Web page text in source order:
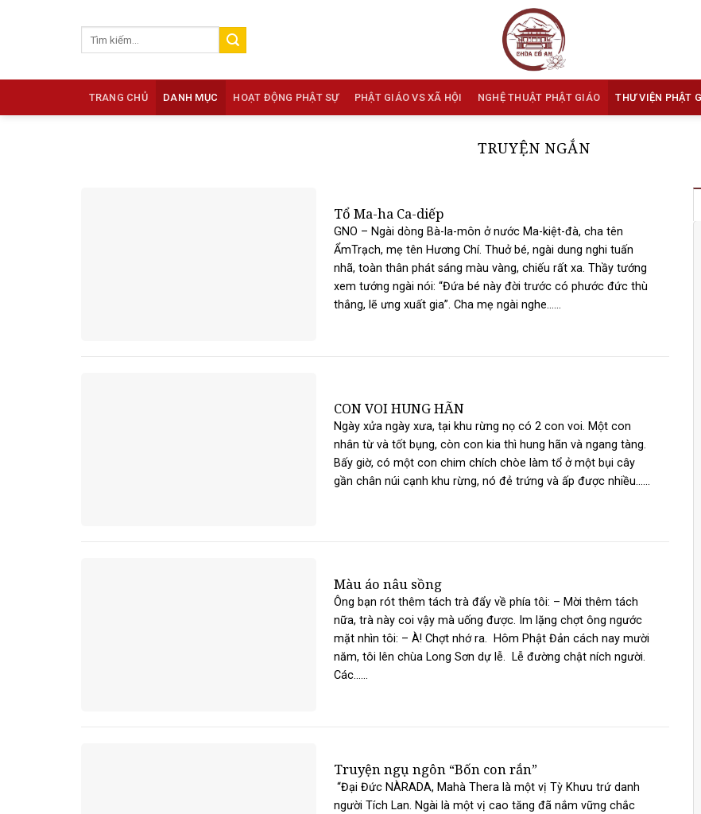
TRANG CHỦ DANH MỤC HOẠT ĐỘNG PHẬT SỰ PHẬT GIÁO VS XÃ HỘI NGHỆ THUẬT PHẬT GIÁO THƯ VIỆN PHẬT
TRUYỆN NGẮN
Tổ Ma-ha Ca-diếp
GNO – Ngài dòng Bà-la-môn ở nước Ma-kiệt-đà, cha tên
ẨmTrạch, mẹ tên Hương Chí. Thuở bé, ngài dung nghi tuấn
nhã, toàn thân phát sáng màu vàng, chiếu rất xa. Thầy tướng
xem tướng ngài nói: “Đứa bé này đời trước có phước đức thù
thắng, lẽ ưng xuất gia”. Cha mẹ ngài nghe......
CON VOI HUNG HÃN
Ngày xửa ngày xưa, tại khu rừng nọ có 2 con voi. Một con
nhân từ và tốt bụng, còn con kia thì hung hãn và ngang tàng.
Bấy giờ, có một con chim chích chòe làm tổ ở một bụi cây
gần chân núi cạnh khu rừng, nó đẻ trứng và ấp được nhiều......
Màu áo nâu sồng
Ông bạn rót thêm tách trà đẩy về phía tôi: – Mời thêm tách
nữa, trà này coi vậy mà uống được. Im lặng chợt ông ngước
mặt nhìn tôi: – À! Chợt nhớ ra. Hôm Phật Đản cách nay mười
năm, tôi lên chùa Long Sơn dự lễ. Lễ đường chật ních người.
Các......
Truyện ngụ ngôn “Bốn con rắn”
“Đại Đức NÀRADA, Mahà Thera là một vị Tỳ Khưu trứ danh
người Tích Lan. Ngài là một vị cao tăng đã nắm vững chắc